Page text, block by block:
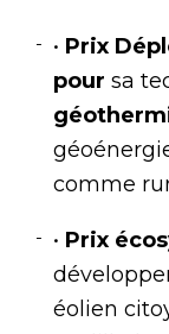
• Prix
pour sa
comme
• Prix
éolien